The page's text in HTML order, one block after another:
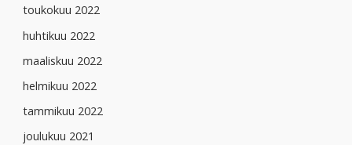
toukokuu 2022
huhtikuu 2022
maaliskuu 2022
helmikuu 2022
tammikuu 2022
joulukuu 2021